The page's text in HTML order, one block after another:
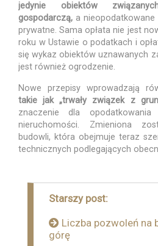
jedynie obiektów
gospodarczą, a
prywatne. Sama opłata nie jest
roku w Ustawie o podatkach i
się wykaz obiektów uznawanych
jest również ogrodzenie.
Nowe przepisy wprowadzają
takie jak „trwały związek z
znaczenie dla opodatkowania
nieruchomości. Zmieniona
budowli, która obejmuje teraz
technicznych podlegających
Nawigacja
Starszy post:
Liczba pozwoleń na
górę